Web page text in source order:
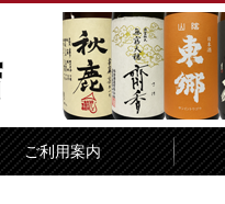
ご利用案内